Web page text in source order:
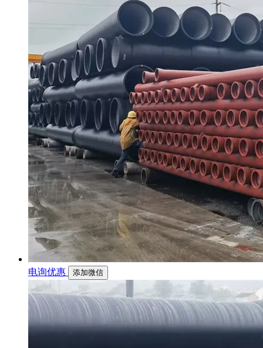
电询优惠 添加微信